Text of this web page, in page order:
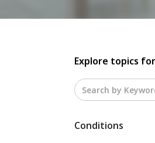
Explore topics
Conditions